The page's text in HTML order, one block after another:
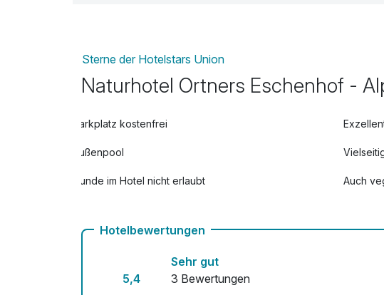
Sterne der Hotelstars Union
Naturhotel Ortners Eschenhof -
Parkplatz kostenfrei
Außenpool
Hunde im Hotel nicht erlaubt Auch
Zimmerservice verfügbar
Hotelbewertungen
5,4
Sehr gut
3 Bewertungen